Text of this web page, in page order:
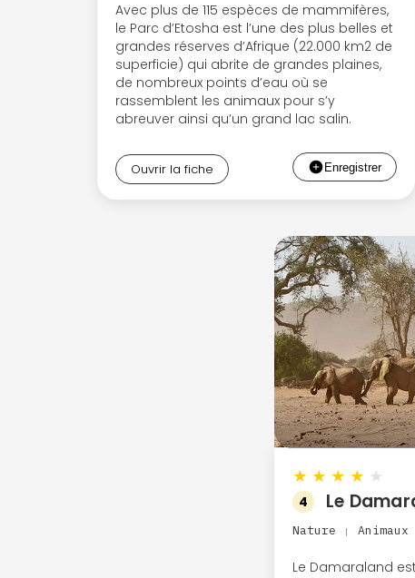
Avec plus de 115 espèces de mammifères,
le Parc d’Etosha est l’une des plus belles et
grandes réserves d’Afrique (22.000 km2 de
superficie) qui abrite de grandes plaines,
de nombreux points d’eau où se
rassemblent les animaux pour s’y
abreuver ainsi qu’un grand lac salin.
Ouvrir la fiche
★ ★ ★ ★ ★
4 Le
Nature | Animaux
Le Damaraland